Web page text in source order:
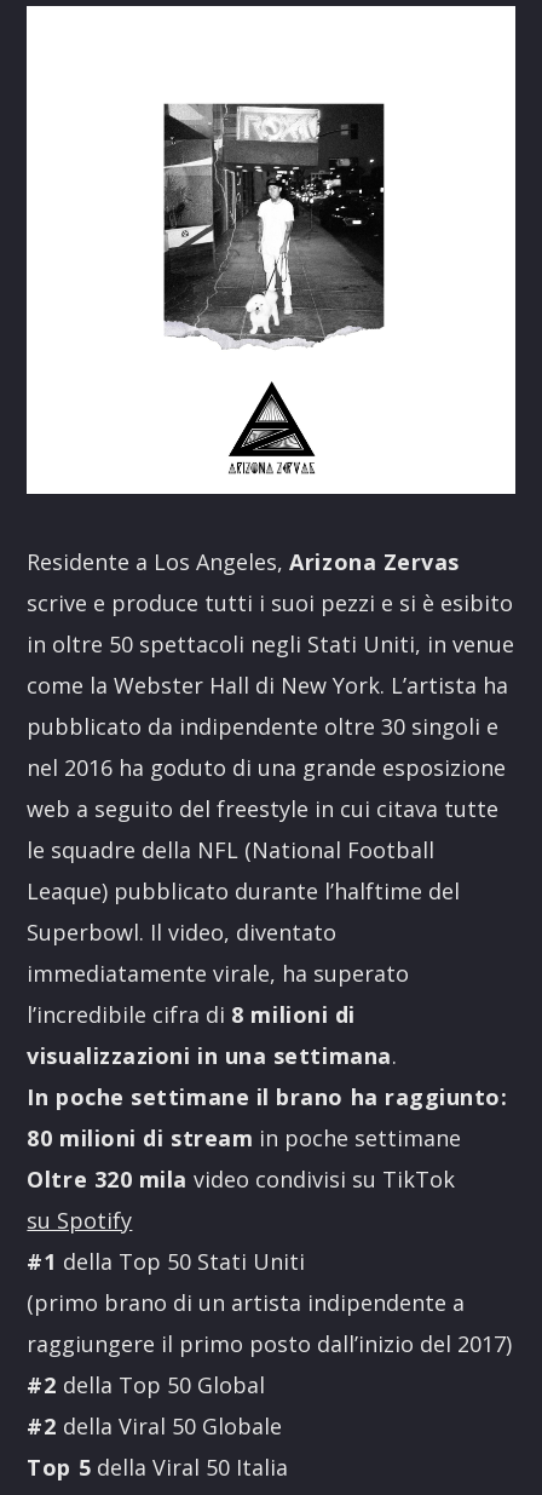
Residente a Los Angeles,Arizona Zervas
scrive e produce tutti i suoi pezzi e si è esibito
in oltre 50 spettacoli negli Stati Uniti, in venue
come la Webster Hall di New York. L’artista ha
pubblicato da indipendente oltre 30 singoli e
nel 2016 ha goduto di una grande esposizione
web a seguito del freestyle in cui citava tutte
le squadre della NFL (National Football
Leaque) pubblicato durante l’halftime del
Superbowl. Il video, diventato
immediatamente virale, ha superato
l’incredibile cifra di 8 milioni di
visualizzazioni in una settimana.
In poche settimane il brano ha raggiunto:
80 milioni di stream in poche settimane
Oltre 320 mila video condivisi su TikTok
su Spotify
#1 della Top 50 Stati Uniti
(primo brano di un artista indipendente a
raggiungere il primo posto dall’inizio del 2017)
#2 della Top 50 Global
#2 della Viral 50 Globale
Top 5 della Viral 50 Italia